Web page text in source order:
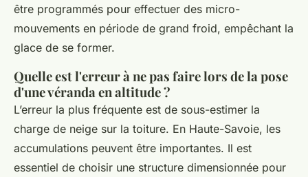
être programmés pour effectuer des micro-
mouvements en période de grand froid, empêchant la
glace de se former.
Quelle est l'erreur à ne pas faire lors de la pose
d'une véranda en altitude ?
L’erreur la plus fréquente est de sous-estimer la
charge de neige sur la toiture. En Haute-Savoie, les
accumulations peuvent être importantes. Il est
essentiel de choisir une structure dimensionnée pour